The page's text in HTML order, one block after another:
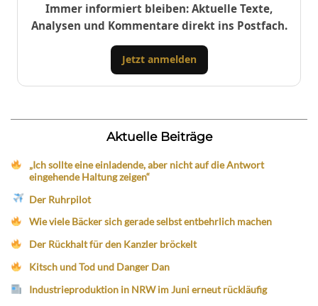
Immer informiert bleiben: Aktuelle Texte,
Analysen und Kommentare direkt ins Postfach.
Jetzt anmelden
Aktuelle Beiträge
„Ich sollte eine einladende, aber nicht auf die Antwort
eingehende Haltung zeigen“
Der Ruhrpilot
Wie viele Bäcker sich gerade selbst entbehrlich machen
Der Rückhalt für den Kanzler bröckelt
Kitsch und Tod und Danger Dan
Industrieproduktion in NRW im Juni erneut rückläufig